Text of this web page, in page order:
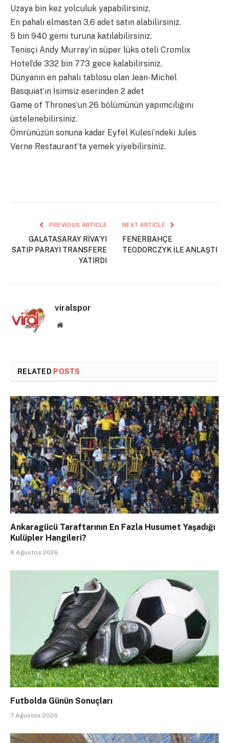
Uzaya bin kez yolculuk yapabilirsiniz.
En pahalı elmastan 3,6 adet satın alabilirsiniz.
5 bin 940 gemi turuna katılabilirsiniz.
Tenisçi Andy Murray’in süper lüks oteli Cromlix
Hotel’de 332 bin 773 gece kalabilirsiniz.
Dünyanın en pahalı tablosu olan Jean-Michel
Basquiat’ın İsimsiz eserinden 2 adet
Game of Thrones’un 26 bölümünün yapımcılığını
üstelenebilirsiniz.
Ömrünüzün sonuna kadar Eyfel Kulesi’ndeki Jules
Verne Restaurant’ta yemek yiyebilirsiniz.
PREVIOUS ARTICLE
GALATASARAY RİVA’YI
SATIP PARAYI TRANSFERE
YATIRDI
NEXT ARTICLE
FENERBAHÇE
TEODORCZYK İLE ANLAŞTI
viralspor
Website
RELATED POSTS
Ankaragücü Taraftarının En Fazla Husumet Yaşadığı
Kulüpler Hangileri?
8 Ağustos 2026
Futbolda Günün Sonuçları
7 Ağustos 2026